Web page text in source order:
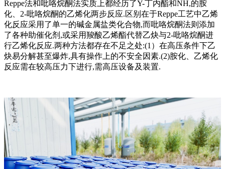
Reppe法和吡咯烷酮法实质上都经历了Y-丁内酯和NH,的胺
化、2-吡咯烷酮的乙烯化两步反应.区别在于Reppe工艺中乙烯
化反应采用了单一的碱金属盐类化合物,而吡咯烷酮法则添加
了各种助催化剂,或采用羧酸乙烯酯代替乙炔与2-吡咯烷酮进
行乙烯化反应.两种方法都存在不足之处:(1）在高压条件下乙
炔易分解甚至爆炸,具有操作上的不安全因素.(2)胺化、乙烯化
反应需在较高压力下进行,需高压设备及装置.